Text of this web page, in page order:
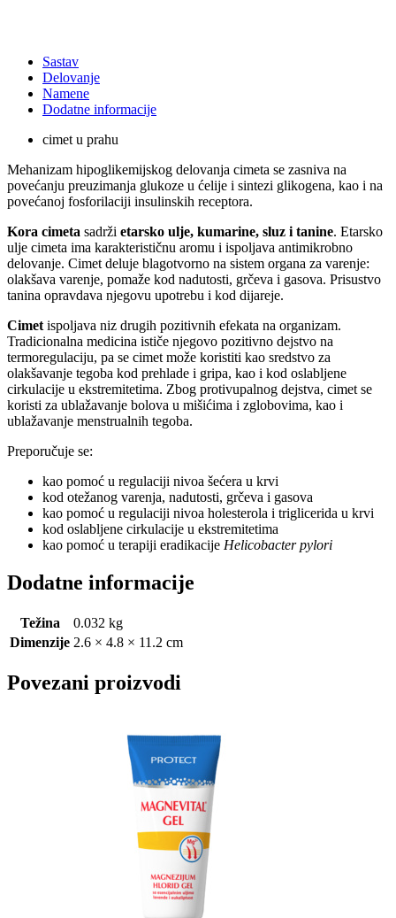
Sastav
Delovanje
Namene
Dodatne informacije
cimet u prahu
Mehanizam hipoglikemijskog delovanja cimeta se zasniva na
povećanju preuzimanja glukoze u ćelije i sintezi glikogena, kao i na
povećanoj fosforilaciji insulinskih receptora.
Kora cimeta sadrži etarsko ulje, kumarine, sluz i tanine. Etarsko
ulje cimeta ima karakterističnu aromu i ispoljava antimikrobno
delovanje. Cimet deluje blagotvorno na sistem organa za varenje:
olakšava varenje, pomaže kod nadutosti, grčeva i gasova. Prisustvo
tanina opravdava njegovu upotrebu i kod dijareje.
Cimet ispoljava niz drugih pozitivnih efekata na organizam.
Tradicionalna medicina ističe njegovo pozitivno dejstvo na
termoregulaciju, pa se cimet može koristiti kao sredstvo za
olakšavanje tegoba kod prehlade i gripa, kao i kod oslabljene
cirkulacije u ekstremitetima. Zbog protivupalnog dejstva, cimet se
koristi za ublažavanje bolova u mišićima i zglobovima, kao i
ublažavanje menstrualnih tegoba.
Preporučuje se:
kao pomoć u regulaciji nivoa šećera u krvi
kod otežanog varenja, nadutosti, grčeva i gasova
kao pomoć u regulaciji nivoa holesterola i triglicerida u krvi
kod oslabljene cirkulacije u ekstremitetima
kao pomoć u terapiji eradikacije Helicobacter pylori
Dodatne informacije
Težina
0.032 kg
Dimenzije 2.6 × 4.8 × 11.2 cm
Povezani proizvodi